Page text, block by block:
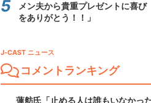
メン夫から貴重プレゼントに喜
をありがとう！！」
J-CAST ニュース
コメントランキング
蓮舫氏「止める人は誰もいなかっ